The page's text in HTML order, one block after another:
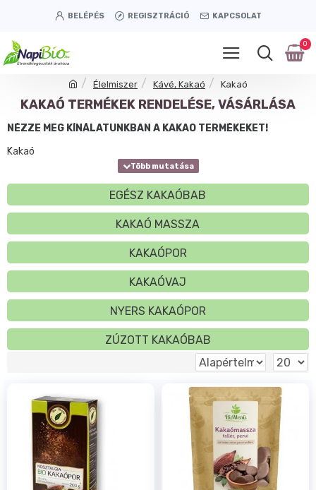
BELÉPÉS REGISZTRÁCIÓ KAPCSOLAT
0
Élelmiszer Kávé, Kakaó Kakaó
KAKAÓ TERMÉKEK RENDELÉSE, VÁSÁRLÁSA
NÉZZE MEG KÍNÁLATUNKBAN A KAKAÓ TERMÉKEKET!
Kakaó
EGÉSZ KAKAÓBAB
KAKAÓ MASSZA
KAKAÓPOR
KAKAÓVAJ
NYERS KAKAÓPOR
ZÚZOTT KAKAÓBAB